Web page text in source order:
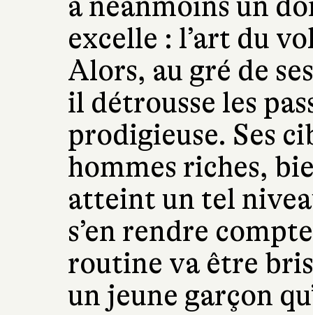
excelle : l’art du
Alors, au gré de
il détrousse les
prodigieuse. Ses
hommes riches,
atteint un tel
s’en rendre
routine va être
un jeune garçon